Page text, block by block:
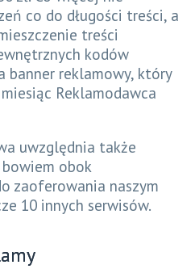
co do długości treści, a
treści
kodów
banner reklamowy, który
Reklamodawca
uwzględnia także
obok
zaoferowania naszym
10 innych serwisów.